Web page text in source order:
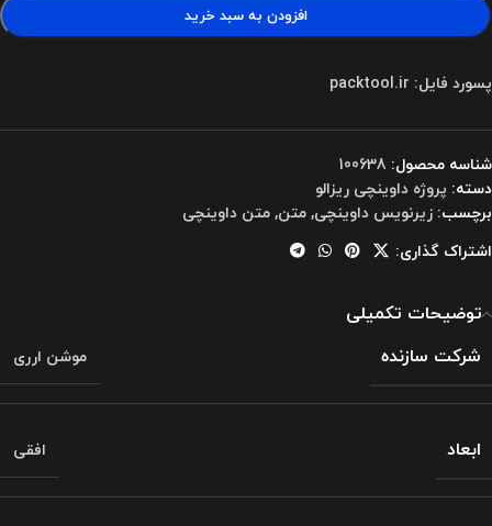
افزودن به سبد خرید
پسورد فایل: packtool.ir
شناسه محصول: 100638
دسته: پروژه داوینچی ریزالو
برچسب: زیرنویس داوینچی,متن,متن داوینچی
اشتراک گذاری:
توضیحات تکمیلی
شرکت سازنده
موشن ارری
ابعاد افقی